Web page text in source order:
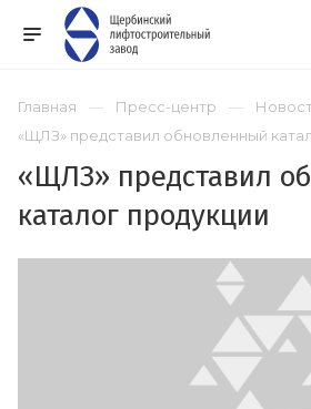
Главная Пресс-центр
«ЩЛЗ» представил обновленный
«ЩЛЗ» представил
каталог продукции